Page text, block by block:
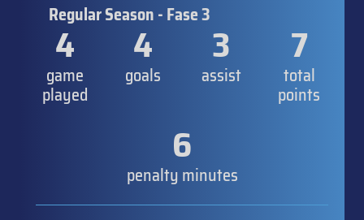
Regular Season - Fase 3
4
game
played
4
goals
3
assist
7
total
points
6
penalty minutes